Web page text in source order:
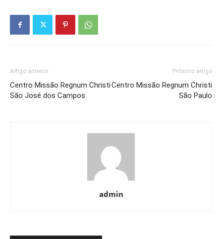
Artigo anterior
Centro Missão Regnum Christi
São José dos Campos
Próximo artigo
Centro Missão Regnum Christi
São Paulo
admin